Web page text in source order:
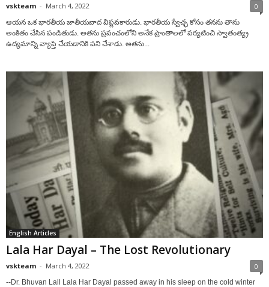
vskteam - March 4, 2022 0
ఆయ‌న ఒక భారతీయ జాతీయవాద విప్లవకారుడు. భారతీయ స్వేచ్ఛ కోసం తన‌ను తాను
అంకితం చేసిన పండితుడు. అతను ప్రపంచంలోని అనేక ప్రాంతాలలో పర్యటించి స్వాతంత్య్ర
ఉద్యమాన్ని వ్యాప్తి చేయడానికి పని చేశాడు. అతను...
English Articles
Lala Har Dayal – The Lost Revolutionary
vskteam - March 4, 2022 0
--Dr. Bhuvan Lall Lala Har Dayal passed away in his sleep on the cold winter